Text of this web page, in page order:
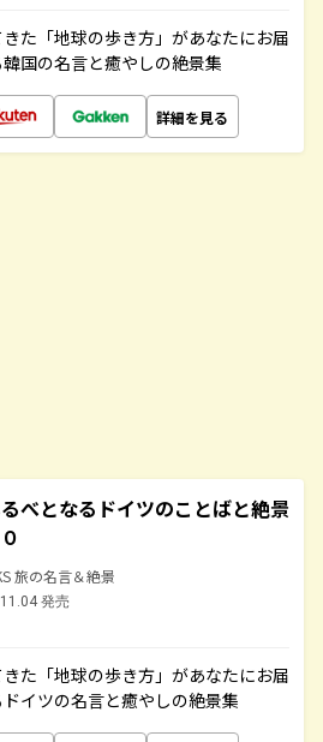
た「地球の歩き方」があなたにお届
国の名言と癒やしの絶景集
詳細を見る
べとなるドイツのことばと絶景
旅の名言＆絶景
発売
た「地球の歩き方」があなたにお届
イツの名言と癒やしの絶景集